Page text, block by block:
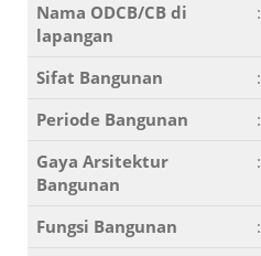
Nama ODCB/CB di
lapangan
:
Sifat Bangunan :
Periode Bangunan
:
Gaya Arsitektur
Bangunan
:
Fungsi Bangunan :